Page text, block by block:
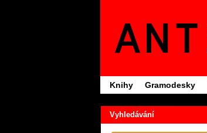
Knihy Gramodesky
Vyhledávání